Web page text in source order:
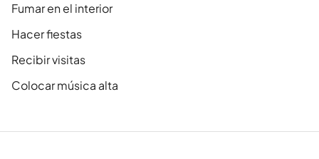
Fumar en el interior
Hacer fiestas
Recibir visitas
Colocar música alta